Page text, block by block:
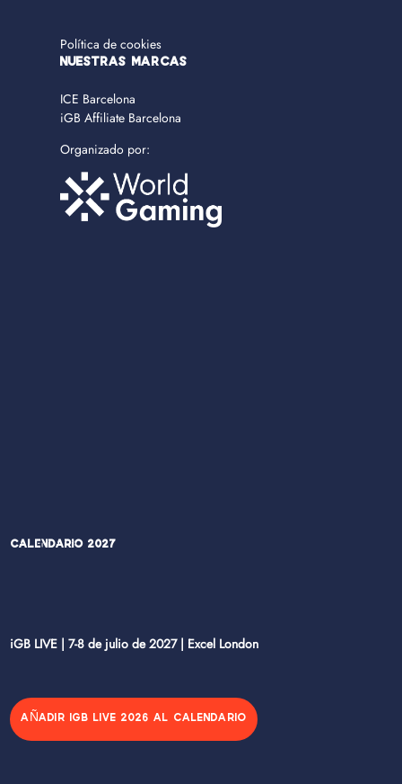
Política de cookies
NUESTRAS MARCAS
ICE Barcelona
iGB Affiliate Barcelona
Organizado por:
Calendario 2027
iGB LIVE | 7-8 de julio de 2027 | Excel London
AÑADIR IGB LIVE 2026 AL CALENDARIO